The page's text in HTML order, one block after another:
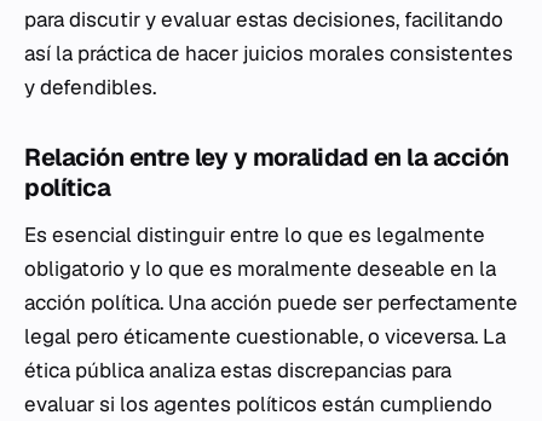
para discutir y evaluar estas decisiones, facilitando
así la práctica de hacer juicios morales consistentes
y defendibles.
Relación entre ley y moralidad en la acción
política
Es esencial distinguir entre lo que es legalmente
obligatorio y lo que es moralmente deseable en la
acción política. Una acción puede ser perfectamente
legal pero éticamente cuestionable, o viceversa. La
ética pública analiza estas discrepancias para
evaluar si los agentes políticos están cumpliendo